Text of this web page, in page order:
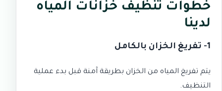
خطوات تنظيف خزانات المياه
لدينا
1- تفريغ الخزان بالكامل
يتم تفريغ المياه من الخزان بطريقة آمنة قبل بدء عملية
التنظيف.